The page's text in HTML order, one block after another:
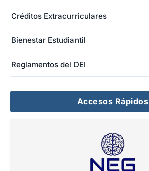
Créditos Extracurriculares
Bienestar Estudiantil
Reglamentos del DEI
Accesos Rápidos